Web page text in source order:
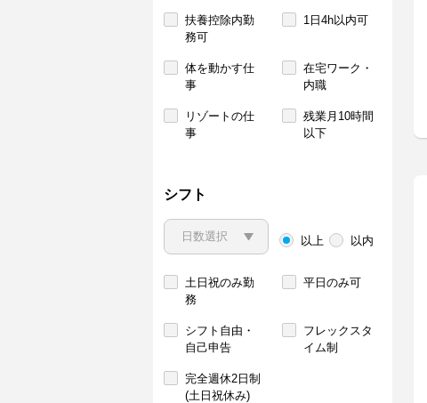
扶養控除内勤
務可
1日4h以内可
体を動かす仕
事
在宅ワーク・
内職
リゾートの仕
事
残業月10時間
以下
シフト
以上 以内
土日祝のみ勤
務
平日のみ可
シフト自由・
自己申告
フレックスタ
イム制
完全週休2日制
(土日祝休み)